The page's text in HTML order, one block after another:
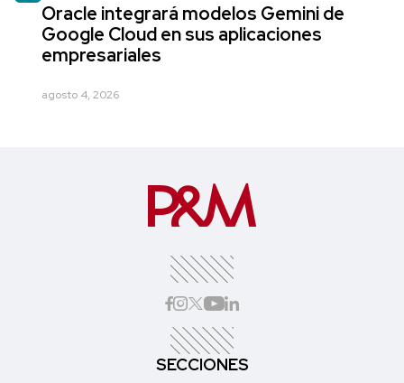
Oracle integrará modelos Gemini de
Google Cloud en sus aplicaciones
empresariales
agosto 4, 2026
SECCIONES